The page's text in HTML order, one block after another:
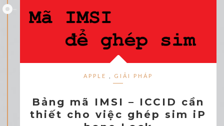
APPLE GIẢI PHÁP
Bảng mã IMSI – ICCID cần
thiết cho việc ghép sim iP